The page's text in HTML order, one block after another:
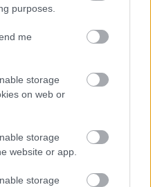
purposes.
me
storage
on web or
storage
website or app.
storage
τις σημαντικές
στα αποτελέσματα